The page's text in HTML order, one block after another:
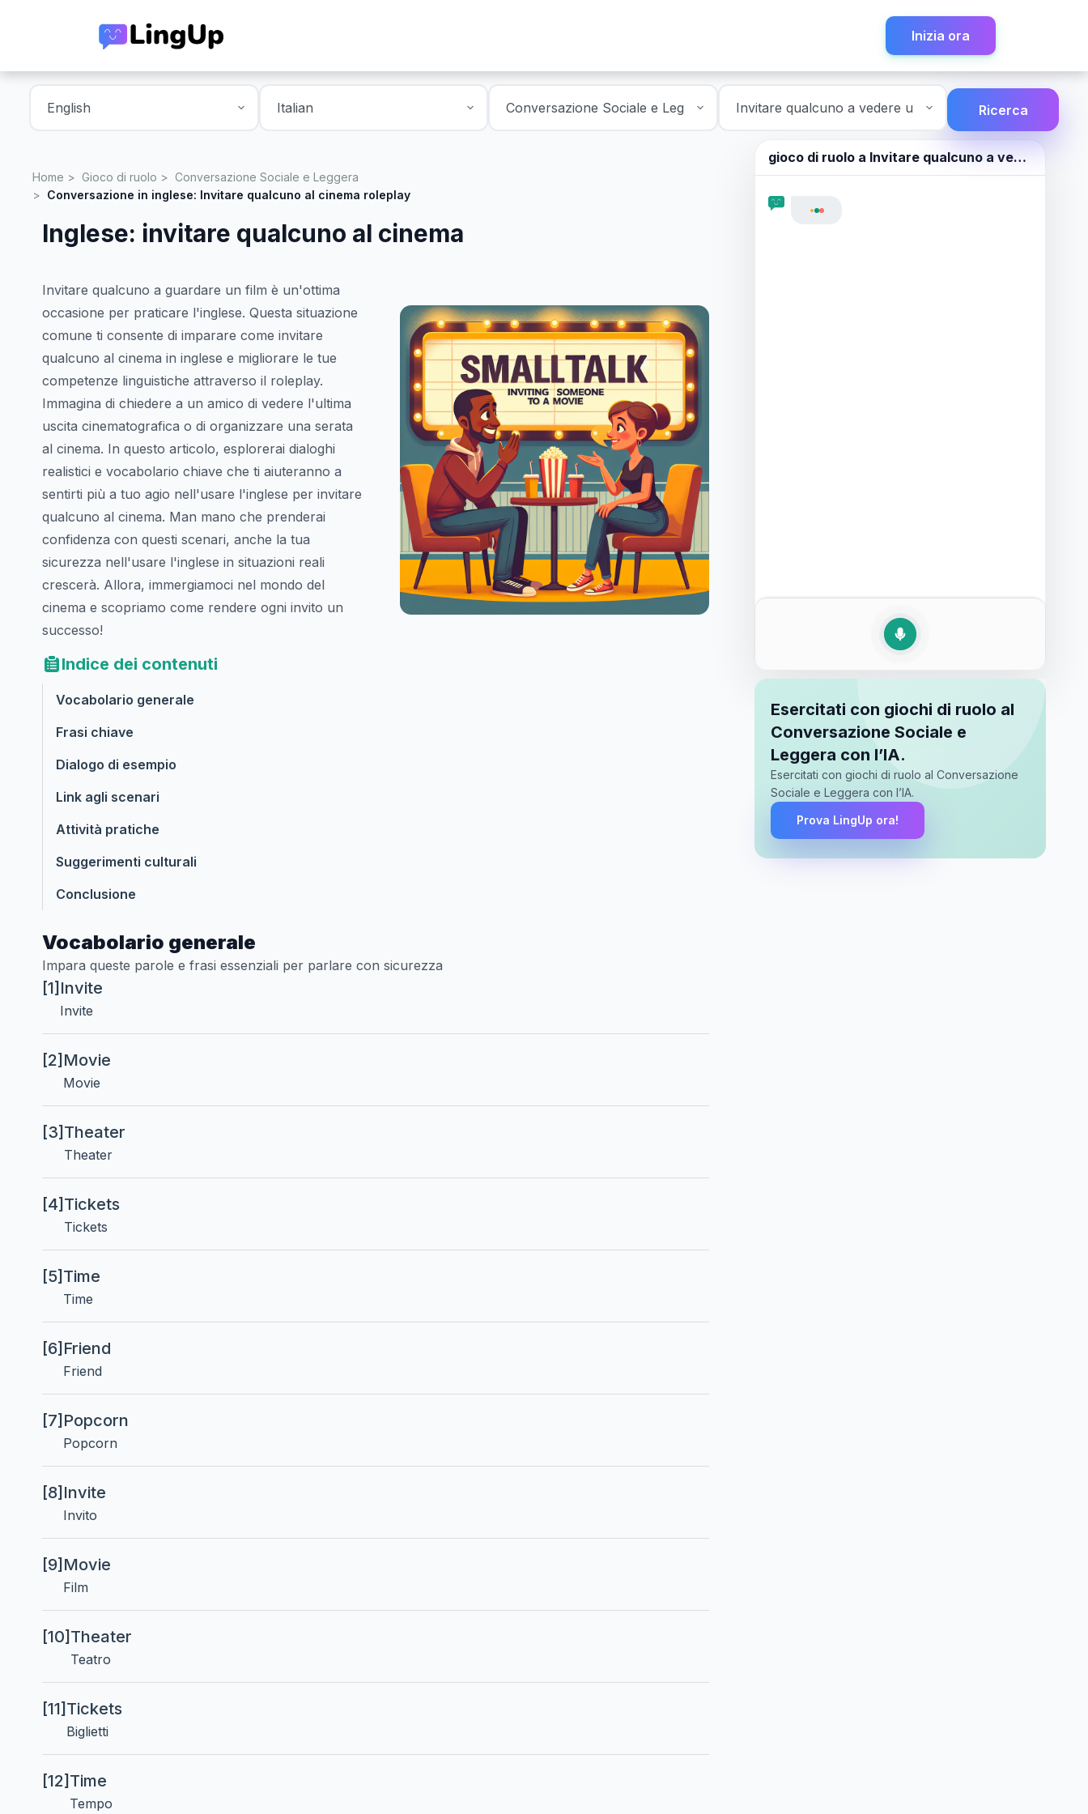
Inizia ora
Ricerca
gioco di ruolo a Invitare qualcuno a vedere un film.
Esercitati con giochi di ruolo al
Conversazione Sociale e
Leggera con l’IA.
Esercitati con giochi di ruolo al Conversazione
Sociale e Leggera con l’IA.
Prova LingUp ora!
Home Gioco di ruolo
Conversazione Sociale e Leggera
Conversazione in inglese: Invitare qualcuno al cinema roleplay
Inglese: invitare qualcuno al cinema
Invitare qualcuno a guardare un film è un'ottima
occasione per praticare l'inglese. Questa situazione
comune ti consente di imparare come invitare
qualcuno al cinema in inglese e migliorare le tue
competenze linguistiche attraverso il roleplay.
Immagina di chiedere a un amico di vedere l'ultima
uscita cinematografica o di organizzare una serata
al cinema. In questo articolo, esplorerai dialoghi
realistici e vocabolario chiave che ti aiuteranno a
sentirti più a tuo agio nell'usare l'inglese per invitare
qualcuno al cinema. Man mano che prenderai
confidenza con questi scenari, anche la tua
sicurezza nell'usare l'inglese in situazioni reali
crescerà. Allora, immergiamoci nel mondo del
cinema e scopriamo come rendere ogni invito un
successo!
Indice dei contenuti
Vocabolario generale
Frasi chiave
Dialogo di esempio
Link agli scenari
Attività pratiche
Suggerimenti culturali
Conclusione
Vocabolario generale
Impara queste parole e frasi essenziali per parlare con sicurezza
[1] Invite
Invite
[2] Movie
Movie
[3] Theater
Theater
[4] Tickets
Tickets
[5] Time
Time
[6] Friend
Friend
[7] Popcorn
Popcorn
[8] Invite
Invito
[9] Movie
Film
[10] Theater
Teatro
[11] Tickets
Biglietti
[12] Time
Tempo